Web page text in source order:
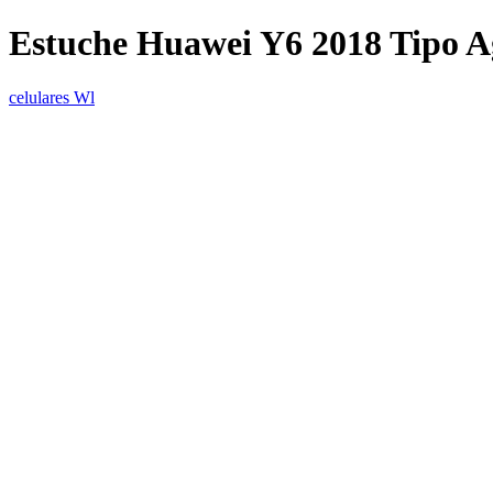
Estuche Huawei Y6 2018 Tipo
celulares Wl